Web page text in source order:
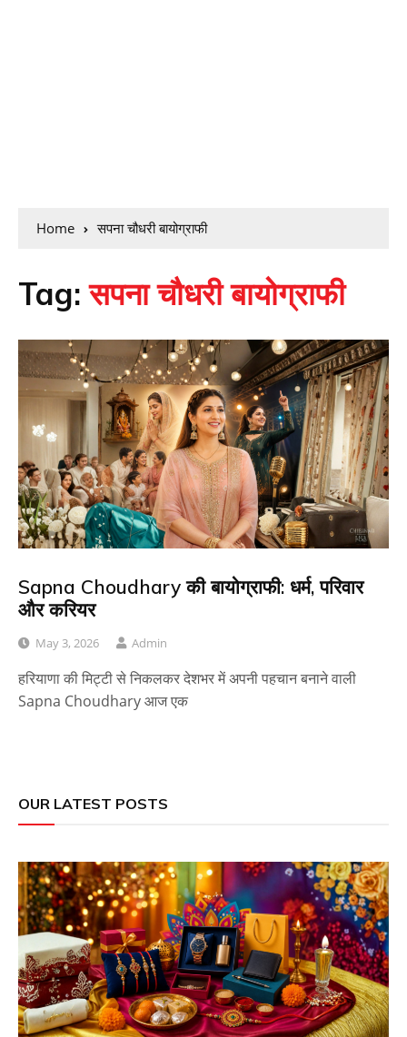
Home सपना चौधरी बायोग्राफी
Tag:सपना चौधरी बायोग्राफी
Sapna Choudhary की बायोग्राफी: धर्म, परिवार
और करियर
May 3, 2026 Admin
हरियाणा की मिट्टी से निकलकर देशभर में अपनी पहचान बनाने वाली
Sapna Choudhary आज एक
OUR LATEST POSTS